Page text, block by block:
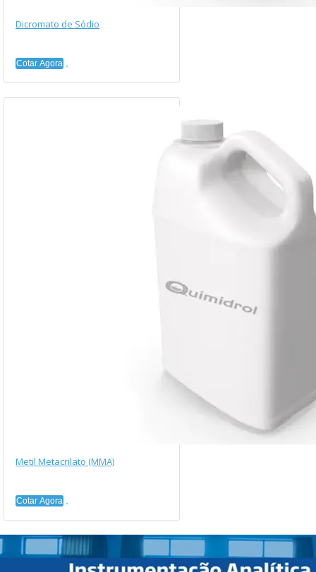
Dicromato de Sódio
Cotar Agora
Metil Metacrilato (MMA)
Cotar Agora